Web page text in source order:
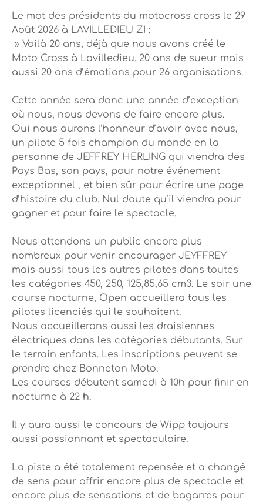
Le mot des présidents du motocross cross le 29
Août 2026 à LAVILLEDIEU ZI :
» Voilà 20 ans, déjà que nous avons créé le
Moto Cross à Lavilledieu. 20 ans de sueur mais
aussi 20 ans d’émotions pour 26 organisations.
Cette année sera donc une année d’exception
où nous, nous devons de faire encore plus.
Oui nous aurons l’honneur d’avoir avec nous,
un pilote 5 fois champion du monde en la
personne de JEFFREY HERLING qui viendra des
Pays Bas, son pays, pour notre événement
exceptionnel , et bien sûr pour écrire une page
d’histoire du club. Nul doute qu’il viendra pour
gagner et pour faire le spectacle.
Nous attendons un public encore plus
nombreux pour venir encourager JEYFFREY
mais aussi tous les autres pilotes dans toutes
les catégories 450, 250, 125,85,65 cm3. Le soir une
course nocturne, Open accueillera tous les
pilotes licenciés qui le souhaitent.
Nous accueillerons aussi les draisiennes
électriques dans les catégories débutants. Sur
le terrain enfants. Les inscriptions peuvent se
prendre chez Bonneton Moto.
Les courses débutent samedi à 10h pour finir en
nocturne à 22 h.
Il y aura aussi le concours de Wipp toujours
aussi passionnant et spectaculaire.
La piste a été totalement repensée et a changé
de sens pour offrir encore plus de spectacle et
encore plus de sensations et de bagarres pour